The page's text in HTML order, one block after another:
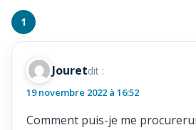
Jouretdit :
19 novembre 2022 à 16:52
Comment puis-je me